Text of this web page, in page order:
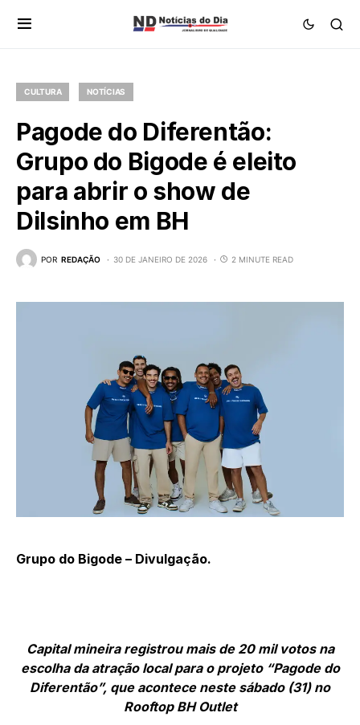
CULTURA NOTÍCIAS
Pagode do Diferentão:
Grupo do Bigode é eleito
para abrir o show de
Dilsinho em BH
POR REDAÇÃO 30 DE JANEIRO DE 2026 2 MINUTE READ
Grupo do Bigode – Divulgação.
Capital mineira registrou mais de 20 mil votos na
escolha da atração local para o projeto “Pagode do
Diferentão”, que acontece neste sábado (31) no
Rooftop BH Outlet